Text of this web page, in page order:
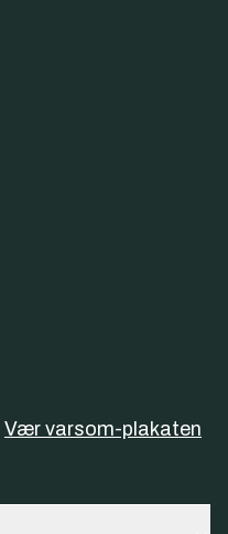
Vær varsom-plakaten